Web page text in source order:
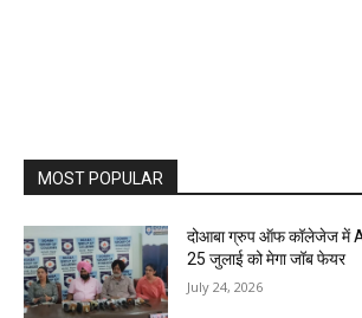
MOST POPULAR
दोआबा ग्रुप ऑफ कॉलेजेज में
25 जुलाई को मेगा जॉब फेयर
July 24, 2026